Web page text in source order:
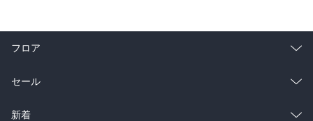
フロア
総合
ラノベ
セール
総合
新着